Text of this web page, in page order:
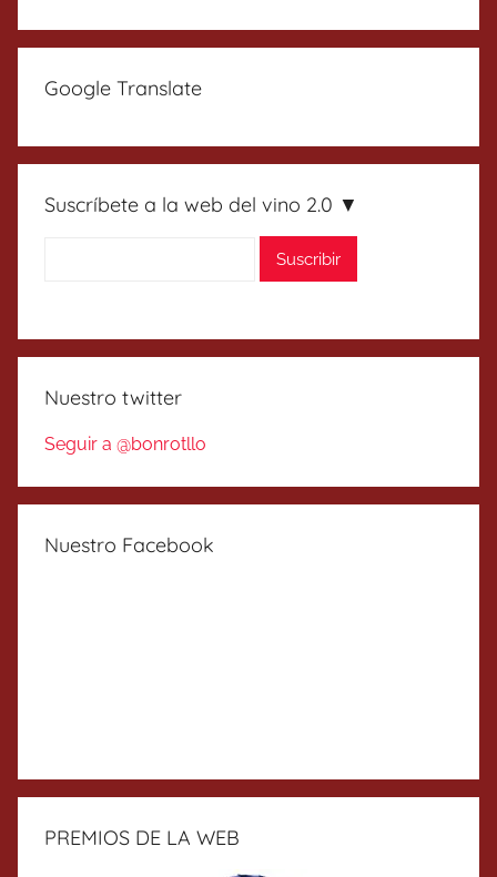
Google Translate
Suscríbete a la web del vino 2.0 ▼
Nuestro twitter
Seguir a @bonrotllo
Nuestro Facebook
PREMIOS DE LA WEB